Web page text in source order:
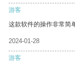
游客
这款软件的操作非常简
2024-01-28
游客